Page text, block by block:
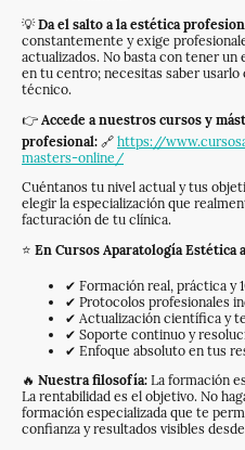
💡Da el salto a la estética
constantemente y exige
actualizados. No basta con tener
en tu centro; necesitas saber
técnico.
👉 Accede a nuestros cursos y
profesional: 🔗 https://
masters-online/
Cuéntanos tu nivel actual y tus
elegir la especialización que
facturación de tu clínica.
⭐ En Cursos Aparatología Estética
✔ Formación real, práctica y
✔ Protocolos profesionales
✔ Actualización científica y
✔ Soporte continuo y
✔ Enfoque absoluto en tus
🔥 Nuestra filosofía: La formación
La rentabilidad es el objetivo. No
formación especializada que te
confianza y resultados visibles